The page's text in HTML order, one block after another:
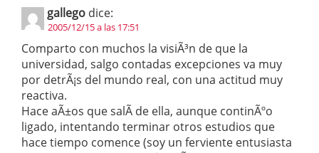
gallego dice:
2005/12/15 a las 17:51
Comparto con muchos la visiÃ³n de que la
universidad, salgo contadas excepciones va muy
por detrÃ¡s del mundo real, con una actitud muy
reactiva.
Hace aÃ±os que salÃ­ de ella, aunque continÃºo
ligado, intentando terminar otros estudios que
hace tiempo comence (soy un ferviente entusiasta